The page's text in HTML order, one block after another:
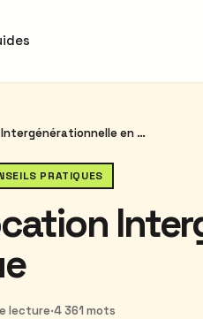
La Colocation Intergénérationnelle en Belgique
PRATIQUES
lecture·4 361 mots